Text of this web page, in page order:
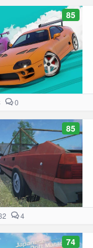
85
0
85
4
74